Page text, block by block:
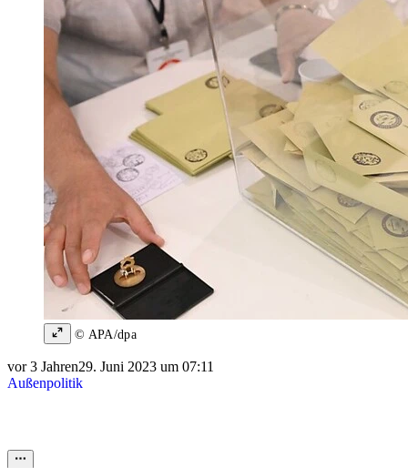
© APA/dpa
vor 3 Jahren29. Juni 2023 um 07:11
Außenpolitik